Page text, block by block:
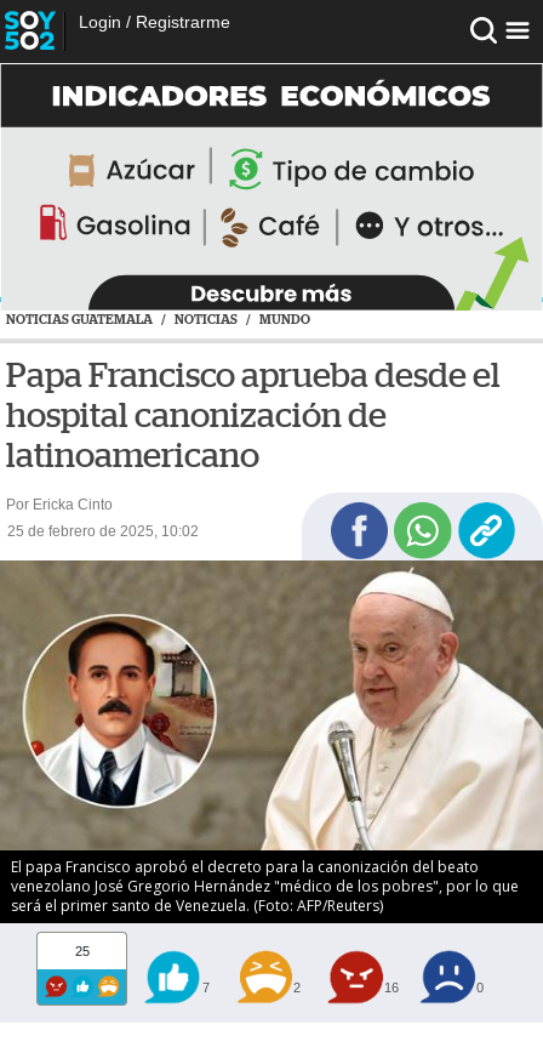
Login / Registrarme
NOTICIAS GUATEMALA / NOTICIAS / MUNDO
Papa Francisco aprueba desde el
hospital canonización de
latinoamericano
Por Ericka Cinto
25 de febrero de 2025, 10:02
El papa Francisco aprobó el decreto para la canonización del beato
venezolano José Gregorio Hernández "médico de los pobres", por lo que
será el primer santo de Venezuela. (Foto: AFP/Reuters)
25
7 2 16 0